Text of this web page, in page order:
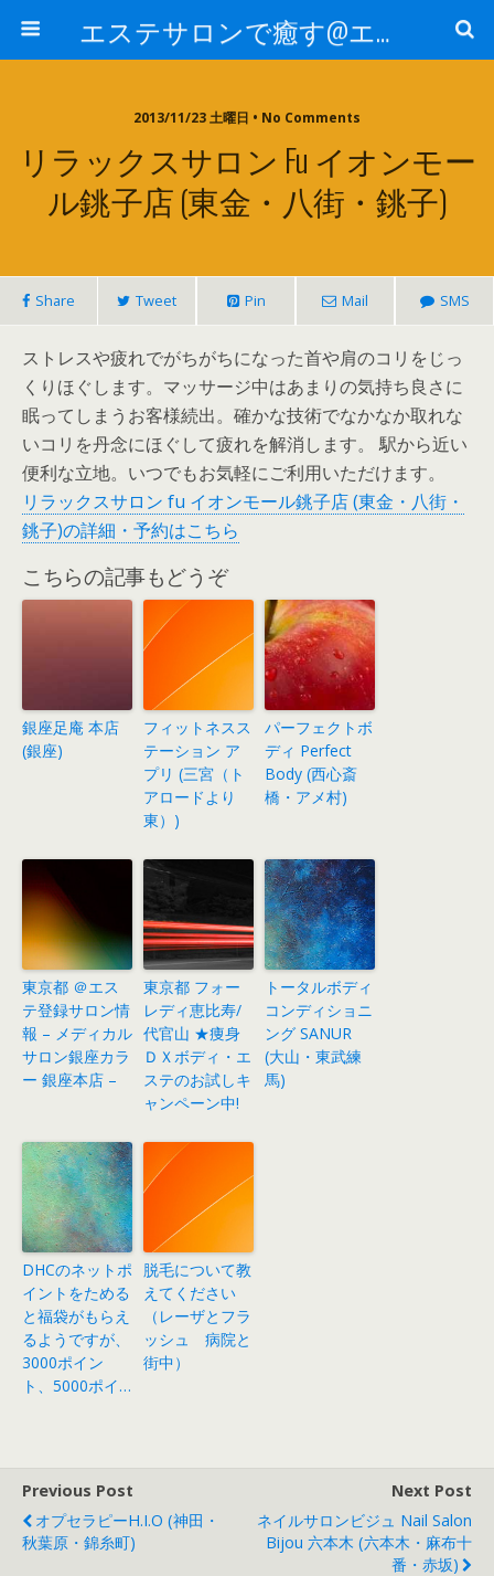
エステサロンで癒す@エステ～全国エステ情報
2013/11/23 土曜日 • No Comments
リラックスサロン Fu イオンモー
ル銚子店 (東金・八街・銚子)
Share Tweet Pin Mail SMS
ストレスや疲れでがちがちになった首や肩のコリをじっ
くりほぐします。マッサージ中はあまりの気持ち良さに
眠ってしまうお客様続出。確かな技術でなかなか取れな
いコリを丹念にほぐして疲れを解消します。 駅から近い
便利な立地。いつでもお気軽にご利用いただけます。
リラックスサロン fu イオンモール銚子店 (東金・八街・
銚子)の詳細・予約はこちら
こちらの記事もどうぞ
銀座足庵 本店
(銀座)
フィットネスス
テーション ア
プリ (三宮（ト
アロードより
東）)
パーフェクトボ
ディ Perfect
Body (西心斎
橋・アメ村)
東京都 ＠エス
テ登録サロン情
報 – メディカル
サロン銀座カラ
ー 銀座本店 –
東京都 フォー
レディ恵比寿/
代官山 ★痩身
ＤＸボディ・エ
ステのお試しキ
ャンペーン中!
トータルボディ
コンディショニ
ング SANUR
(大山・東武練
馬)
DHCのネットポ
イントをためる
と福袋がもらえ
るようですが、
3000ポイン
ト、5000ポイ…
脱毛について教
えてください
（レーザとフラ
ッシュ 病院と
街中）
Previous Post
オプセラピーH.I.O (神田・
秋葉原・錦糸町)
Next Post
ネイルサロンビジュ Nail Salon
Bijou 六本木 (六本木・麻布十
番・赤坂)